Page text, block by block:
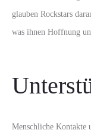
glauben Rockstars
was ihnen Hoffnung
Menschliche Kontakte